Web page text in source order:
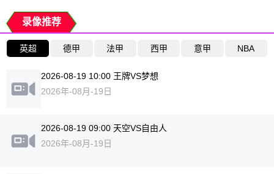
录像推荐
英超 德甲 法甲 西甲 意甲 NBA
2026-08-19 10:00 王牌VS梦想
2026年-08月-19日
2026-08-19 09:00 天空VS自由人
2026年-08月-19日